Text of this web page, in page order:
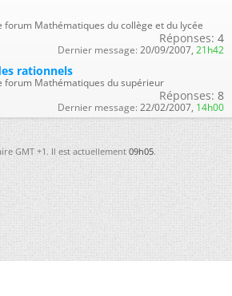
forum Mathématiques du collège et du lycée
Réponses: 4
Dernier message: 20/09/2007, 21h42
rationnels
forum Mathématiques du supérieur
Réponses: 8
Dernier message: 22/02/2007, 14h00
GMT +1. Il est actuellement09h05.